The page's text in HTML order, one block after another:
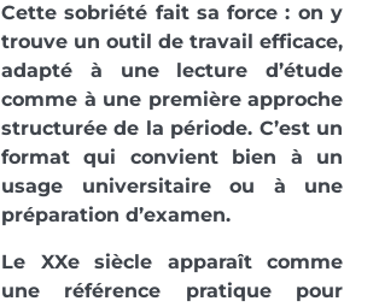
Cette sobriété fait sa force : on y
trouve un outil de travail efficace,
adapté à une lecture d’étude
comme à une première approche
structurée de la période. C’est un
format qui convient bien à un
usage universitaire ou à une
préparation d’examen.
Le XXe siècle apparaît comme
une référence pratique pour